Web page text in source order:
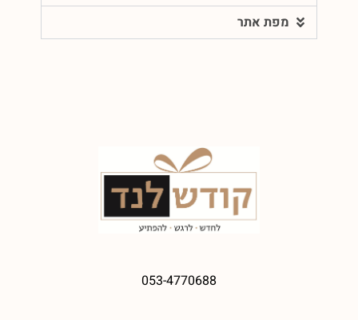
מפת אתר
053-4770688